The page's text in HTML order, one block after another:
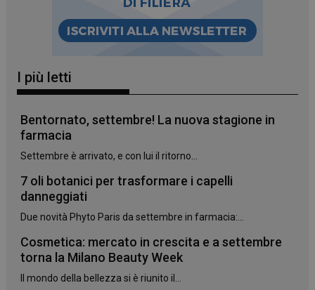
I più letti
Bentornato, settembre! La nuova stagione in
farmacia
Settembre è arrivato, e con lui il ritorno...
7 oli botanici per trasformare i capelli
danneggiati
Due novità Phyto Paris da settembre in farmacia:...
Cosmetica: mercato in crescita e a settembre
torna la Milano Beauty Week
Il mondo della bellezza si è riunito il...